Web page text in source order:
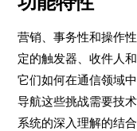
营销、事务性和操作
定的触发器、收件人
它们如何在通信领域
导航这些挑战需要技
系统的深入理解的结合